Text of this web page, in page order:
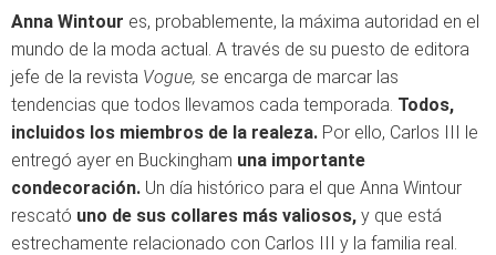
Anna Wintour es, probablemente, la máxima autoridad en el
mundo de la moda actual. A través de su puesto de editora
jefe de la revista Vogue, se encarga de marcar las
tendencias que todos llevamos cada temporada. Todos,
incluidos los miembros de la realeza. Por ello, Carlos III le
entregó ayer en Buckingham una importante
condecoración. Un día histórico para el que Anna Wintour
rescató uno de sus collares más valiosos, y que está
estrechamente relacionado con Carlos III y la familia real.